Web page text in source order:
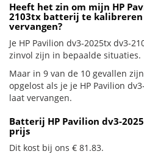
Heeft het zin om mijn HP
2103tx batterij te
vervangen?
Je HP Pavilion dv3-2025tx dv3-
zinvol zijn in bepaalde situaties.
Maar in 9 van de 10 gevallen
opgelost als je je HP Pavilion
laat vervangen.
Batterij HP Pavilion dv3-
prijs
Dit kost bij ons € 81.83.